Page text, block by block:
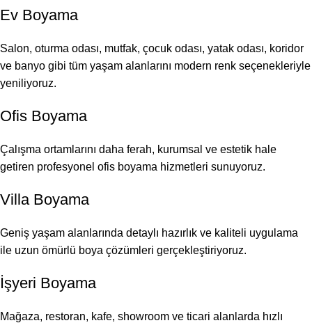
Ev Boyama
Salon, oturma odası, mutfak, çocuk odası, yatak odası, koridor
ve banyo gibi tüm yaşam alanlarını modern renk seçenekleriyle
yeniliyoruz.
Ofis Boyama
Çalışma ortamlarını daha ferah, kurumsal ve estetik hale
getiren profesyonel ofis boyama hizmetleri sunuyoruz.
Villa Boyama
Geniş yaşam alanlarında detaylı hazırlık ve kaliteli uygulama
ile uzun ömürlü boya çözümleri gerçekleştiriyoruz.
İşyeri Boyama
Mağaza, restoran, kafe, showroom ve ticari alanlarda hızlı